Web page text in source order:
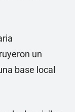
un
base local